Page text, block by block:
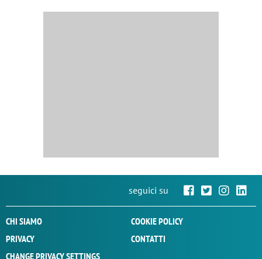
seguici su
CHI SIAMO
COOKIE POLICY
PRIVACY
CONTATTI
CHANGE PRIVACY SETTINGS